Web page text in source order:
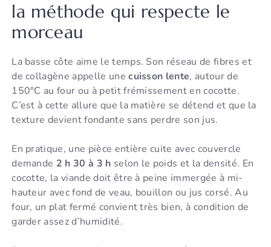
la méthode qui respecte le
morceau
La basse côte aime le temps. Son réseau de fibres et
de collagène appelle unecuisson lente, autour de
150°C au four ou à petit frémissement en cocotte.
C’est à cette allure que la matière se détend et que la
texture devient fondante sans perdre son jus.
En pratique, une pièce entière cuite avec couvercle
demande 2 h 30 à 3 h selon le poids et la densité. En
cocotte, la viande doit être à peine immergée à mi-
hauteur avec fond de veau, bouillon ou jus corsé. Au
four, un plat fermé convient très bien, à condition de
garder assez d’humidité.